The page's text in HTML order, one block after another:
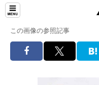
この画像の参照記事